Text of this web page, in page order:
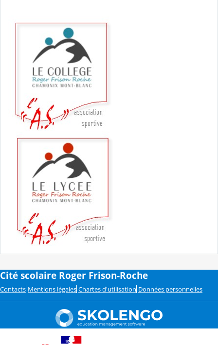
Cité scolaire Roger Frison-Roche
Contacts Mentions légales Chartes d'utilisation Données personnelles